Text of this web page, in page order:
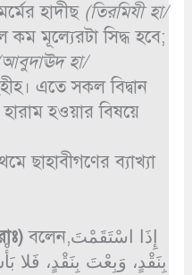
হাদীছ (তিরমিযী হা/
মূল্যেরটা সিদ্ধ হবে;
হা/
এতে সকল বিদ্বান
হওয়ার বিষয়ে
ছাহাবীগণের ব্যাখ্যা
বলেন,إِذَا اسْتَقَمْتَ
بِنَقْدٍ، وَبِعْتَ بِنَقْدٍ، فَلا